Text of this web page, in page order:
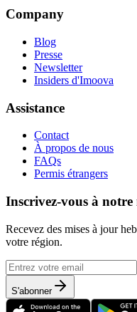
Company
Blog
Presse
Newsletter
Insiders d'Imoova
Assistance
Contact
À propos de nous
FAQs
Permis étrangers
Inscrivez-vous à notre
Recevez des mises à jour
votre région.
S'abonner